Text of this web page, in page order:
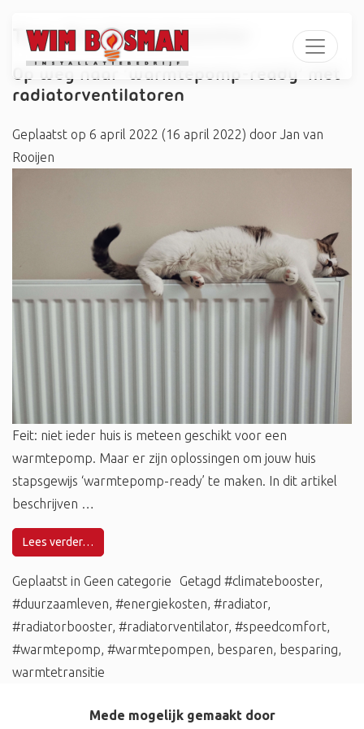
Tag:#radiatorbooster
Op weg naar ‘warmtepomp-ready’ met
radiatorventilatoren
Geplaatst op 6 april 2022 (16 april 2022) door Jan van
Rooijen
Feit: niet ieder huis is meteen geschikt voor een
warmtepomp. Maar er zijn oplossingen om jouw huis
stapsgewijs ‘warmtepomp-ready’ te maken. In dit artikel
beschrijven …
Lees verder…
Geplaatst in Geen categorie Getagd #climatebooster,
#duurzaamleven, #energiekosten, #radiator,
#radiatorbooster, #radiatorventilator, #speedcomfort,
#warmtepomp, #warmtepompen, besparen, besparing,
warmtetransitie
Mede mogelijk gemaakt door